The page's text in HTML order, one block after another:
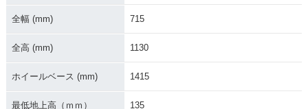
2020年 YZF-R1 AB
S・新登場
2020年 YZF-R1・マ
全幅 (mm) 715
全高 (mm) 1130
ホイールベース (mm) 1415
最低地上高（ｍｍ） 135